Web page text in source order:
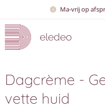
Ma-vrij op
eledeo
Dagcrème -
vette huid